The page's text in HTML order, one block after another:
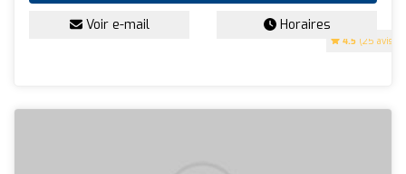
4.5 (25 avis)
Voir e-mail Horaires